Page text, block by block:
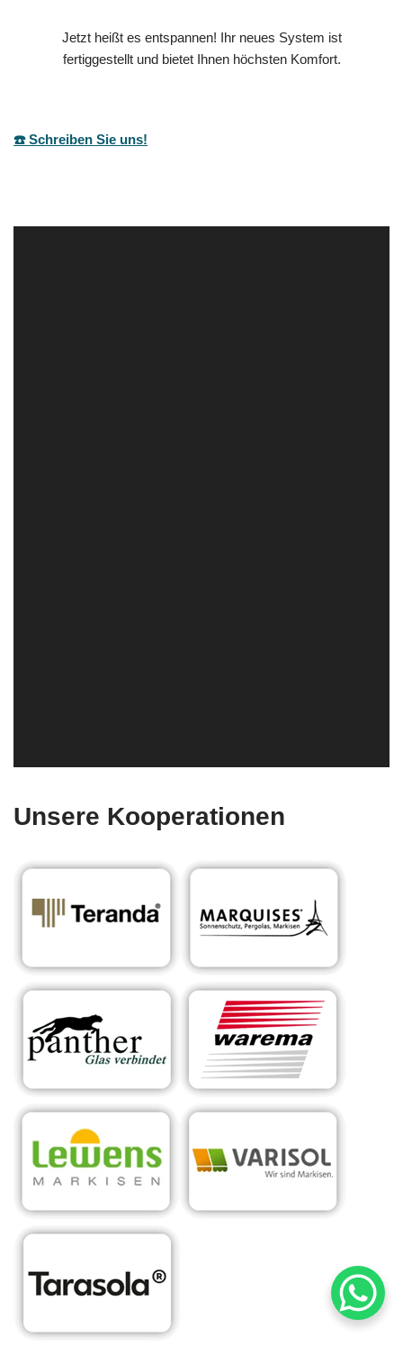
Jetzt heißt es entspannen! Ihr neues System ist
fertiggestellt und bietet Ihnen höchsten Komfort.
☎️ Schreiben Sie uns!
Unsere Kooperationen